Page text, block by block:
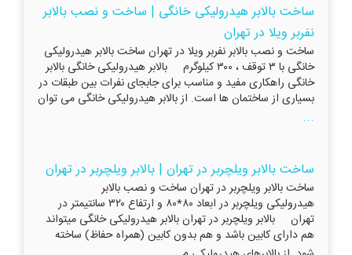
ساخت بالابر هیدرولیکی خانگی | ​​​​​​​ساخت و نصب بالابر
نفربر ویلا در تهران
ساخت و نصب بالابر نفربر ویلا در تهران ساخت بالابر هیدرولیکی
خانگی با ۳ توقف ، ۳۰۰ کیلوگرم بالابر هیدرولیکی خانگی بالابر
خانگی راهکاری مفید و مناسب برای جابجای نفرات بین طبقات در
بسیاری از ساختمان ها است. از بالابر هیدرولیکی خانگی می توان
...
ساخت بالابر ویلچربر در تهران | بالابر ویلچربر در تهران
ساخت بالابر ویلچربر در تهران ساخت و نصب بالابر
هیدرولیکی ویلچربر در ابعاد ۸۰*۸۰ و ارتفاع ۳۲۰ سانتیمتر در
تهران بالابر ویلچربر در تهران بالابر هیدرولیکی خانگی میتواند
هم دارای کابین باشد و هم بدون کابین (همراه حفاظ) ساخته